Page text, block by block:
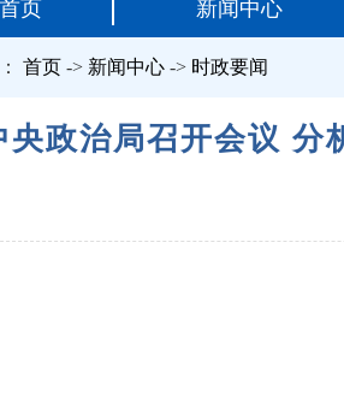
页 新闻中心
首页 -> 新闻中心 -> 时政要闻
央政治局召开会议 分